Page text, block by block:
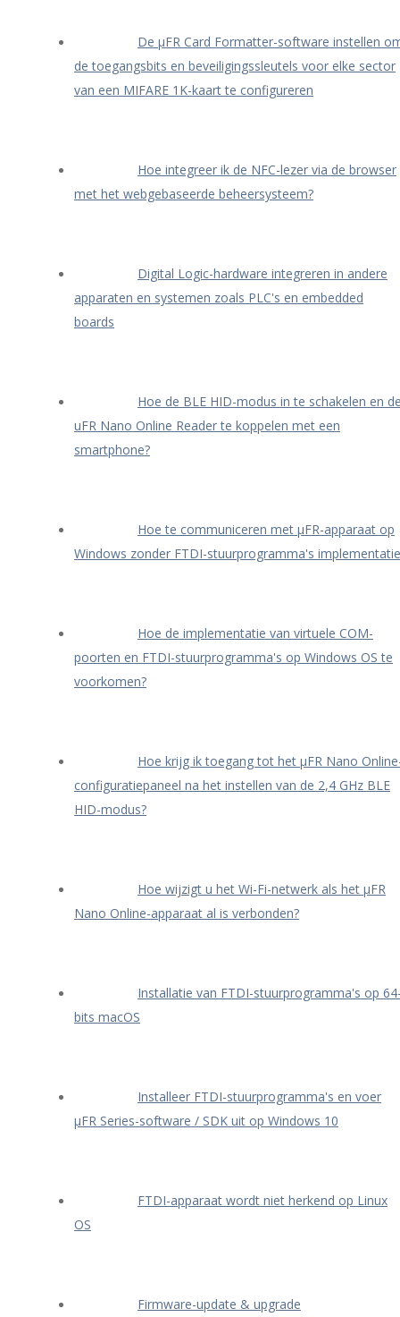
De μFR Card Formatter-software instellen
de toegangsbits en beveiligingssleutels voor elke sector
van een MIFARE 1K-kaart te configureren
Hoe integreer ik de NFC-lezer via de browser
met het webgebaseerde beheersysteem?
Digital Logic-hardware integreren in andere
apparaten en systemen zoals PLC's en embedded
boards
Hoe de BLE HID-modus in te schakelen en
uFR Nano Online Reader te koppelen met een
smartphone?
Hoe te communiceren met μFR-apparaat op
Windows zonder FTDI-stuurprogramma's implementatie
Hoe de implementatie van virtuele COM-
poorten en FTDI-stuurprogramma's op Windows OS te
voorkomen?
Hoe krijg ik toegang tot het μFR Nano
configuratiepaneel na het instellen van de 2,4 GHz BLE
HID-modus?
Hoe wijzigt u het Wi-Fi-netwerk als het μFR
Nano Online-apparaat al is verbonden?
Installatie van FTDI-stuurprogramma's op
bits macOS
Installeer FTDI-stuurprogramma's en voer
μFR Series-software / SDK uit op Windows 10
FTDI-apparaat wordt niet herkend op Linux
OS
Firmware-update & upgrade